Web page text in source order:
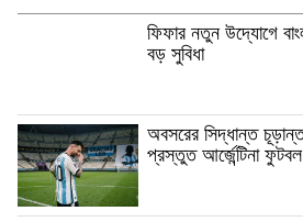
ফিফার নতুন উদ্যোগে
বড় সুবিধা
অবসরের সিদ্ধান্ত
প্রস্তুত আর্জেন্টিনা